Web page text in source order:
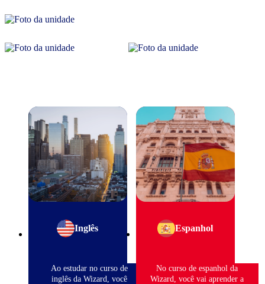
Inglês
Ao estudar no curso de
inglês da Wizard, você
Espanhol
No curso de espanhol da
Wizard, você vai aprender a